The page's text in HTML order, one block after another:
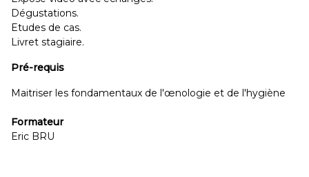
Dégustations.
Etudes de cas.
Livret stagiaire.
Pré-requis
Maitriser les fondamentaux de l'œnologie et de l'hygiène
Formateur
Eric BRU